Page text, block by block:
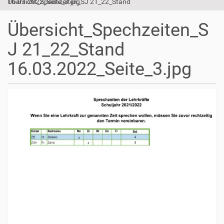
Übersicht_Spechzeiten_S
J 21_22_Stand
16.03.2022_Seite_3.jpg